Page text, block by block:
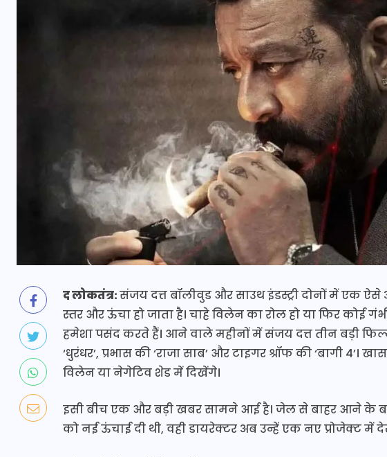
द लोकतंत्र:संजय दत्त बॉलीवुड और साउथ इंडस्ट्री दोनों में एक
स्तर और ऊंचा हो जाता है। चाहे विलेन का रोल हो या फिर कोई
हमेशा पसंद करते हैं। आने वाले महीनों में संजय दत्त तीन बड़ी
‘धुरंधर’, प्रभास की ‘राजा साब’ और टाइगर श्रॉफ की ‘बागी 4’।
विलेन या नेगेटिव शेड में दिखेंगे।
इसी बीच एक और बड़ी खबर सामने आई है। जेल से बाहर आने के
को नई ऊंचाई दी थी, वही डायरेक्टर अब उन्हें एक नए प्रोजेक्ट में